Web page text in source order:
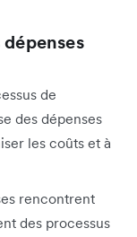
de
des dépenses
les coûts et à
rencontrent
des processus